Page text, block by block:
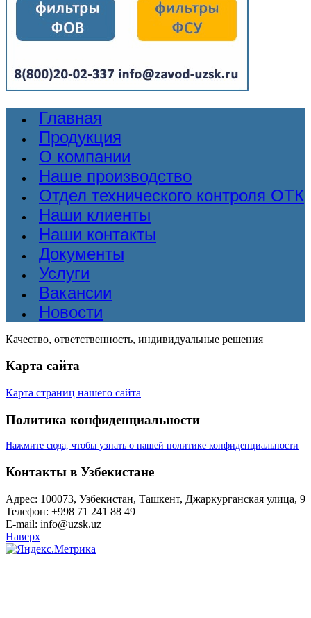
Главная
Продукция
О компании
Наше производство
Отдел технического контроля ОТК
Наши клиенты
Наши контакты
Документы
Услуги
Вакансии
Новости
Качество, ответственность, индивидуальные решения
Карта сайта
Карта страниц нашего сайта
Политика конфиденциальности
Нажмите сюда, чтобы узнать о нашей политике конфиденциальности
Контакты в Узбекистане
Адрес: 100073, Узбекистан, Ташкент, Джаркурганская улица, 9
Телефон: +998 71 241 88 49
E-mail: info@uzsk.uz
Наверх